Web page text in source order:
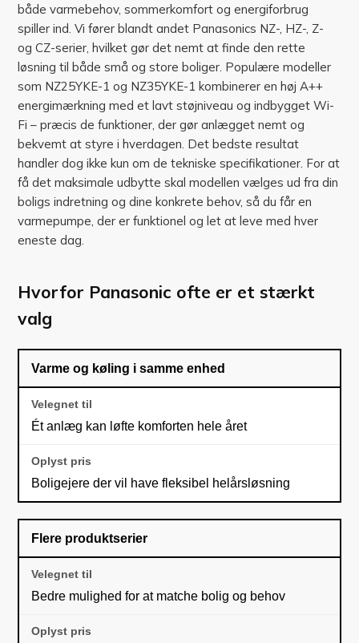
både varmebehov, sommerkomfort og energiforbrug
spiller ind. Vi fører blandt andet Panasonics NZ-, HZ-, Z-
og CZ-serier, hvilket gør det nemt at finde den rette
løsning til både små og store boliger. Populære modeller
som NZ25YKE-1 og NZ35YKE-1 kombinerer en høj A++
energimærkning med et lavt støjniveau og indbygget Wi-
Fi – præcis de funktioner, der gør anlægget nemt og
bekvemt at styre i hverdagen. Det bedste resultat
handler dog ikke kun om de tekniske specifikationer. For at
få det maksimale udbytte skal modellen vælges ud fra din
boligs indretning og dine konkrete behov, så du får en
varmepumpe, der er funktionel og let at leve med hver
eneste dag.
Hvorfor Panasonic ofte er et stærkt
valg
Varme og køling i samme enhed
Ét anlæg kan løfte komforten hele året
Boligejere der vil have fleksibel helårsløsning
Flere produktserier
Bedre mulighed for at matche bolig og behov